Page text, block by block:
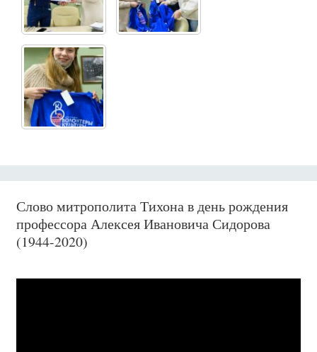
Слово митрополита Тихона в день рождения
профессора Алексея Ивановича Сидорова
(1944-2020)